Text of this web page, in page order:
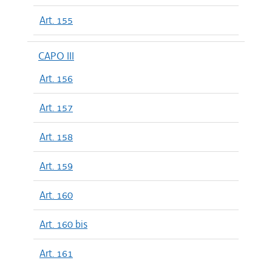
Art. 155
CAPO III
Art. 156
Art. 157
Art. 158
Art. 159
Art. 160
Art. 160 bis
Art. 161